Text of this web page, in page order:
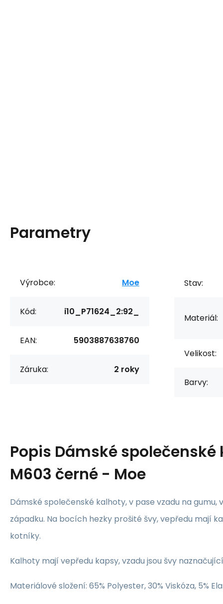
Parametry
Výrobce: Moe
Kód: i10_P71624_2:92_
EAN: 5903887638760
Záruka: 2 roky
Stav:
Materiál:
Velikost:
Barvy:
Popis Dámské
M603 černé - Moe
Dámské společenské kalhoty, v pase vzadu na gumu,
západku. Na bocích hezky prošité švy, vepředu mají
kotníky.
Kalhoty mají vepředu kapsy, vzadu jsou švy
Materiálové složení: 65% Polyester, 30% Viskóza, 5%